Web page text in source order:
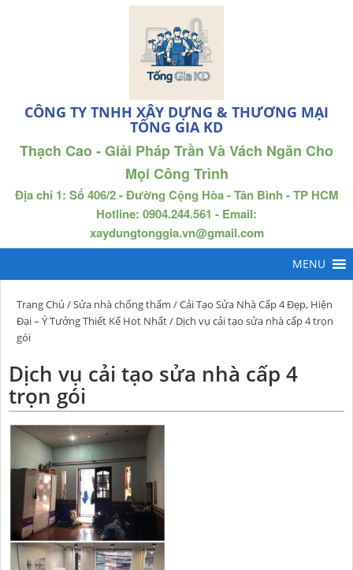
CÔNG TY TNHH XÂY DỰNG & THƯƠNG MẠI
TỐNG GIA KD
Thạch Cao - Giải Pháp Trần Và Vách Ngăn Cho
Mọi Công Trình
Địa chỉ 1: Số 406/2 - Đường Cộng Hòa - Tân Bình - TP HCM
Hotline: 0904.244.561 - Email:
xaydungtonggia.vn@gmail.com
Trang Chủ /Sửa nhà chống thấm /Cải Tạo Sửa Nhà Cấp 4 Đẹp, Hiện
Đại – Ý Tưởng Thiết Kế Hot Nhất/ Dịch vụ cải tạo sửa nhà cấp 4 trọn
gói
Dịch vụ cải tạo sửa nhà cấp 4
trọn gói